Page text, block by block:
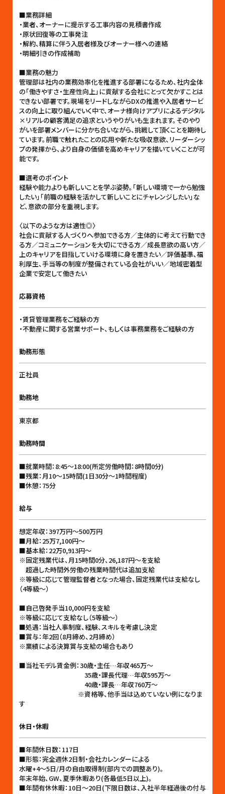
■業務詳細
・業者、オーナーに提示する工事内容の見積書作成
・原状回復等の工事発注
・解約、精算に伴う入居者様及びオーナー様への連絡
・明細引きの作成補助
■業務の魅力
管理部は社内の業務効率化を推進する部署になるため、社内全体
の「働きやすさ・生産性向上」に貢献する会社にとって欠かすことは
できない部署です。現場をリードしながらDXの推進や入居者サービ
スの向上に取り組んでいく中で、オーナ様向けアプリによるデジタル
×リアルの顧客満足の追求というやりがいも生まれます。そのやり
がいを部署メンバーに分かち合いながら、挑戦して頂くことを期待し
ています。前職で触れたことの応用や新たな吸収意欲、リーダーシッ
プの発揮から、より自身の価値を高めキャリアを描いていくことが可
能です。
■選考のポイント
経験や能力よりも新しいことを学ぶ姿勢。「新しい環境で一から勉強
したい」「前職の経験を活かして新しいことにチャレンジしたい」な
ど、意欲の部分を重視します。
〈以下のような方は適性◎〉
社会に貢献する人づくりへ参加できる方／主体的に考えて行動でき
る方／コミュニケーションを大切にできる方／成長意欲の高い方／
上のキャリアを目指していける環境に身を置きたい／評価基準、福
利厚生、手当等の制度が整備されている会社がいい／地域密着型
企業で安定して働きたい
応募資格
・賃貸管理業務をご経験の方
・不動産に関する営業サポート、もしくは事務業務をご経験の方
勤務形態
正社員
勤務地
東京都
勤務時間
■就業時間：8:45〜18:00(所定労働時間：8時間0分)
■残業：月10〜15時間(1日30分〜1時間程度)
■休憩：75分
給与
想定年収：397万円〜500万円
■月給：25万7,100円〜
■基本給：22万0,913円〜
※固定残業代は、月15時間0分、26,187円〜を支給
超過した時間外労働の残業時間代は追加支給
※等級に応じて管理監督者となった場合、固定残業代は支給なし
（4等級〜）
■自己啓発手当10,000円を支給
※等級に応じて支給なし（5等級〜）
■処遇：当社人事制度、経験、スキルを考慮し決定
■賞与：年2回（8月締め、2月締め）
※業績による決算賞与支給の場合もあり
■当社モデル賃金例：30歳・主任…年収465万〜
35歳・課長代理…年収595万〜
40歳・課長…年収760万〜
※資格等、他手当は込めていない例になりま
す
休日・休暇
■年間休日数：117日
■形態：完全週休2日制・会社カレンダーによる
水曜+4〜5日/月の自由取得制(部内での調整あり)。
年末年始、GW、夏季休暇あり(各最低5日以上)。
■年間有休休暇：10日〜20日(下限日数は、入社半年経過後の付与